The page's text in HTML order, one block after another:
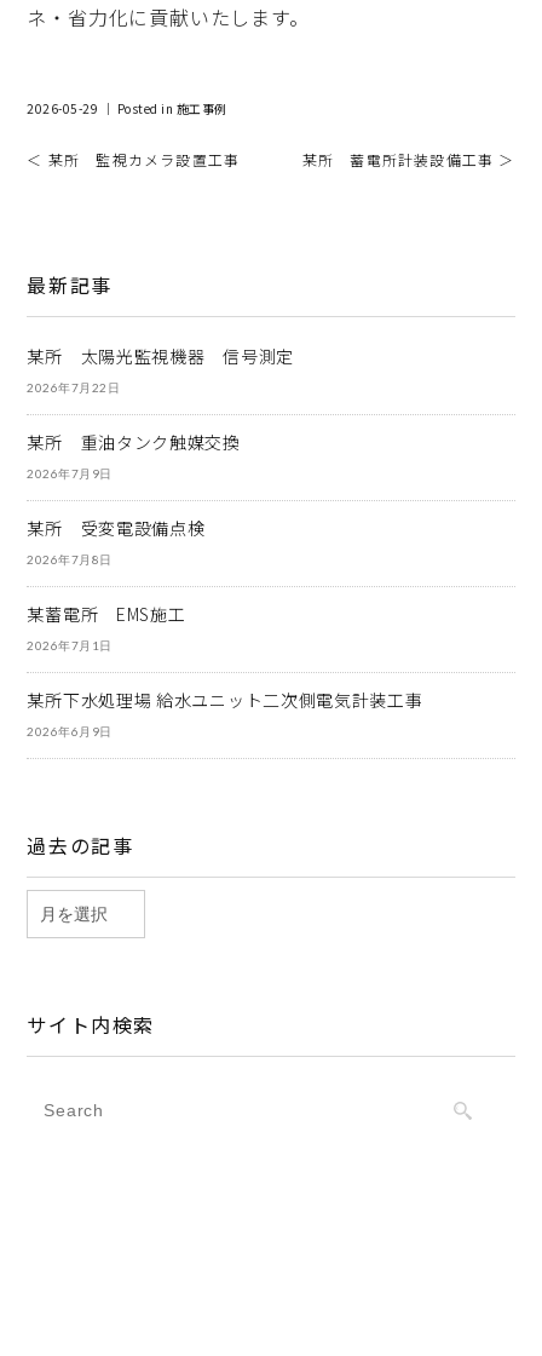
ネ・省力化に貢献いたします。
2026-05-29 ｜ Posted in 施工事例
＜ 某所 監視カメラ設置工事 某所 蓄電所計装設備工事 ＞
最新記事
某所 太陽光監視機器 信号測定
2026年7月22日
某所 重油タンク触媒交換
2026年7月9日
某所 受変電設備点検
2026年7月8日
某蓄電所 EMS施工
2026年7月1日
某所下水処理場 給水ユニット二次側電気計装工事
2026年6月9日
過去の記事
サイト内検索